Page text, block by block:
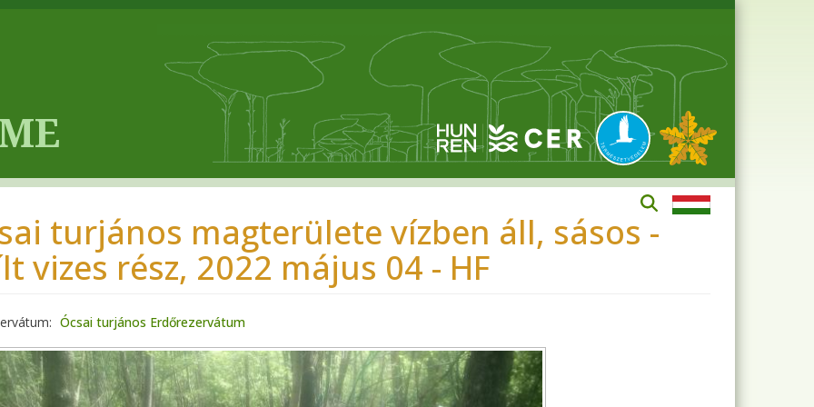
turjános magterülete vízben áll, sásos -
vizes rész, 2022 május 04 - HF
Ócsai turjános Erdőrezervátum